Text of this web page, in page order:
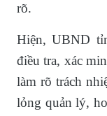
rõ.
Hiện, UBND
điều tra, xác
làm rõ trách
lỏng quản lý,